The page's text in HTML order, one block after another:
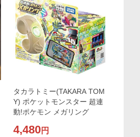
タカラトミー(TAKARA TOM
Y) ポケットモンスター 超連
動!ポケモン メガリング
4,480円